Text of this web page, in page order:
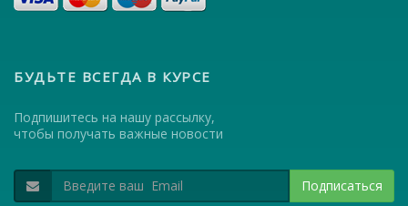
БУДЬТЕ ВСЕГДА В КУРСЕ
Подпишитесь на нашу рассылку,
чтобы получать важные новости
Подписаться